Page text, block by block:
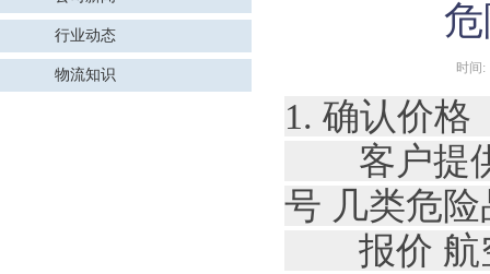
行业动态
物流知识 时间:
1. 确认价格
客户提供
号 几类危
报价 航空